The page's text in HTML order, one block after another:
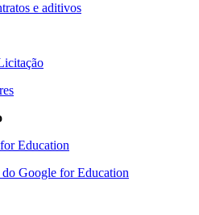
e aditivos
Education
do Google for Education